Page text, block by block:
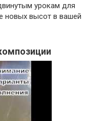
урокам для
новых высот в вашей